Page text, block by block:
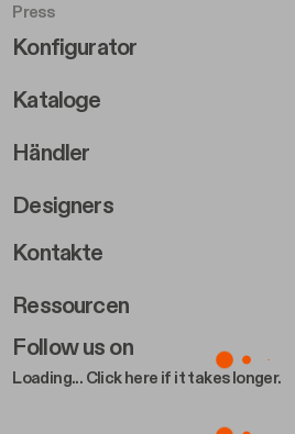
Follow us on
Loading... Click here if it takes longer.
Press
Footer Right Middle B
Konfigurator
Kataloge
Händler
Designers
Footer Right 2
Kontakte
Ressourcen